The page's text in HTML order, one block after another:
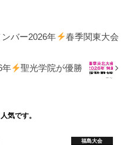
ンバー2026年 春季関東大会
年 聖光学院が優勝
気です。
福島大会